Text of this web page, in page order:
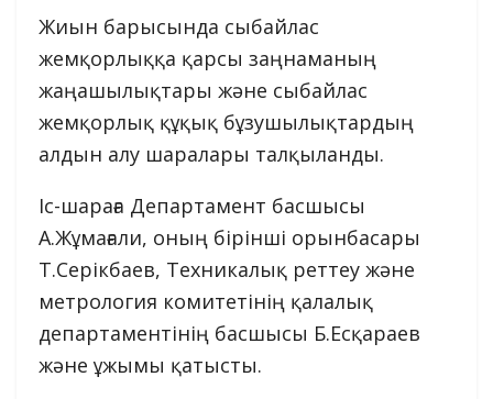
Жиын барысында сыбайлас
жемқорлыққа қарсы заңнаманың
жаңашылықтары және сыбайлас
жемқорлық құқық бұзушылықтардың
алдын алу шаралары талқыланды.
Іс-шараға Департамент басшысы
А.Жұмағали, оның бірінші орынбасары
Т.Серікбаев, Техникалық реттеу және
метрология комитетінің қалалық
департаментінің басшысы Б.Есқараев
және ұжымы қатысты.